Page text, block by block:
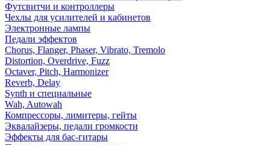
Футсвитчи и контроллеры
Чехлы для усилителей и кабинетов
Электронные лампы
Педали эффектов
Chorus, Flanger, Phaser, Vibrato, Tremolo
Distortion, Overdrive, Fuzz
Octaver, Pitch, Harmonizer
Reverb, Delay
Synth и специальные
Wah, Autowah
Компрессоры, лимитеры, гейты
Эквалайзеры, педали громкости
Эффекты для бас-гитары